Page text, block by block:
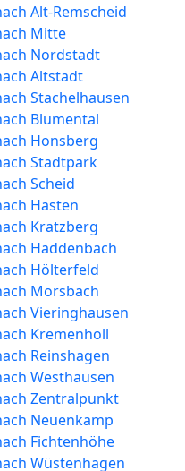
Alt-Remscheid
Mitte
Nordstadt
Altstadt
Stachelhausen
Blumental
Honsberg
Stadtpark
Scheid
Hasten
Kratzberg
Haddenbach
Hölterfeld
Morsbach
Vieringhausen
Kremenholl
Reinshagen
Westhausen
Zentralpunkt
Neuenkamp
Fichtenhöhe
Wüstenhagen